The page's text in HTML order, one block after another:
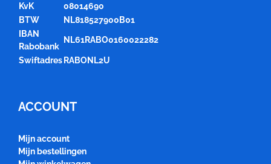
KvK
08014690
BTW
NL818527900B01
IBAN
Rabobank
NL61RABO0160022282
Swiftadres RABONL2U
ACCOUNT
Mijn account
Mijn bestellingen